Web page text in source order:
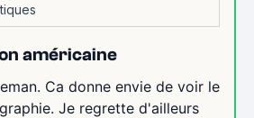
américaine
Ca donne envie de voir le
Je regrette d'ailleurs